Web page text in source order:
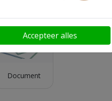
Document
Accepteer alles